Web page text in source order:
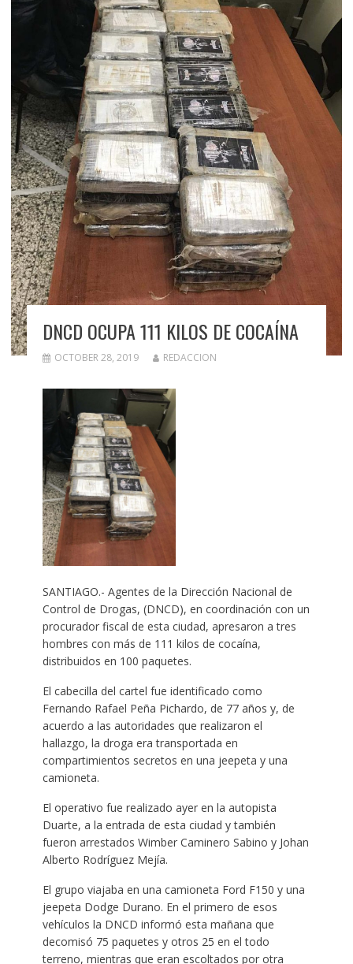
DNCD OCUPA 111 KILOS DE COCAÍNA
OCTOBER 28, 2019 REDACCION
SANTIAGO.- Agentes de la Dirección Nacional de
Control de Drogas, (DNCD), en coordinación con un
procurador fiscal de esta ciudad, apresaron a tres
hombres con más de 111 kilos de cocaína,
distribuidos en 100 paquetes.
El cabecilla del cartel fue identificado como
Fernando Rafael Peña Pichardo, de 77 años y, de
acuerdo a las autoridades que realizaron el
hallazgo, la droga era transportada en
compartimientos secretos en una jeepeta y una
camioneta.
El operativo fue realizado ayer en la autopista
Duarte, a la entrada de esta ciudad y también
fueron arrestados Wimber Caminero Sabino y Johan
Alberto Rodríguez Mejía.
El grupo viajaba en una camioneta Ford F150 y una
jeepeta Dodge Durano. En el primero de esos
vehículos la DNCD informó esta mañana que
decomisó 75 paquetes y otros 25 en el todo
terreno, mientras que eran escoltados por otra